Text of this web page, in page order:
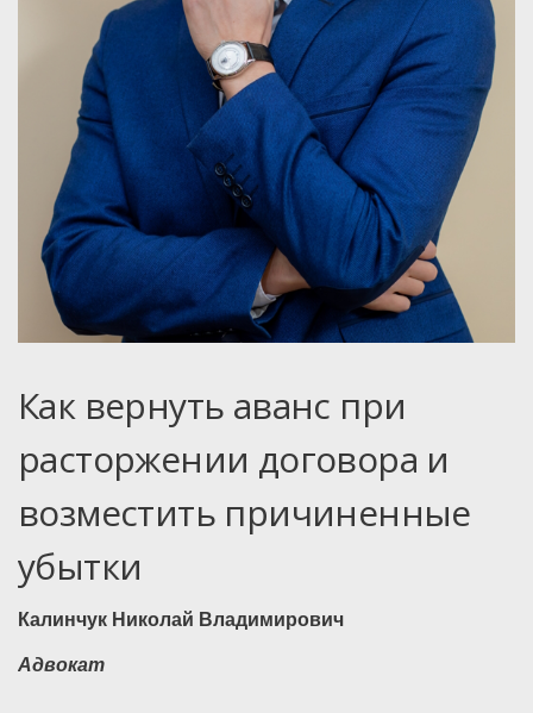
Как вернуть аванс при
расторжении договора и
возместить причиненные
убытки
Калинчук Николай Владимирович
Адвокат